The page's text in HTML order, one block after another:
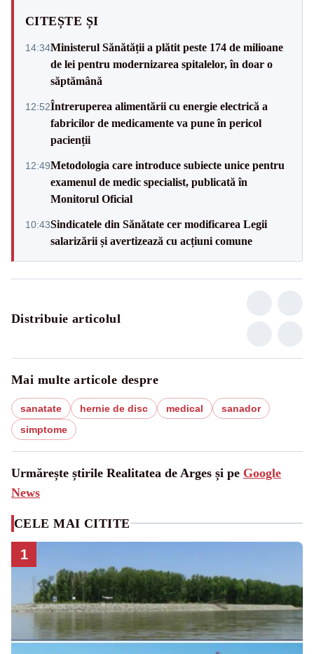
CITEȘTE ȘI
14:34Ministerul Sănătății a plătit peste 174 de milioane
de lei pentru modernizarea spitalelor, în doar o
săptămână
12:52Întreruperea alimentării cu energie electrică a
fabricilor de medicamente va pune în pericol
pacienții
12:49Metodologia care introduce subiecte unice pentru
examenul de medic specialist, publicată în
Monitorul Oficial
10:43Sindicatele din Sănătate cer modificarea Legii
salarizării și avertizează cu acțiuni comune
Distribuie articolul
Mai multe articole despre
sanatate hernie de disc medical
sanador
simptome
Urmărește știrile Realitatea de Arges și pe Google
News
CELE MAI CITITE
1